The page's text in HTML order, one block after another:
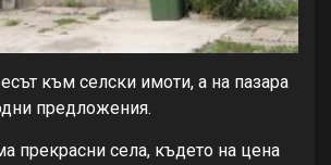
към селски имоти, а на пазара
предложения.
прекрасни села, където на цена